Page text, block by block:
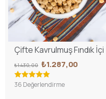
Çifte Kavrulmuş Fındık İçi
₺1.430,00 ₺1.287,00
36 Değerlendirme